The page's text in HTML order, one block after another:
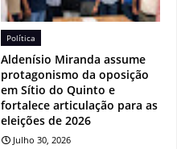
Política
Aldenísio Miranda assume
protagonismo da oposição
em Sítio do Quinto e
fortalece articulação para as
eleições de 2026
Julho 30, 2026